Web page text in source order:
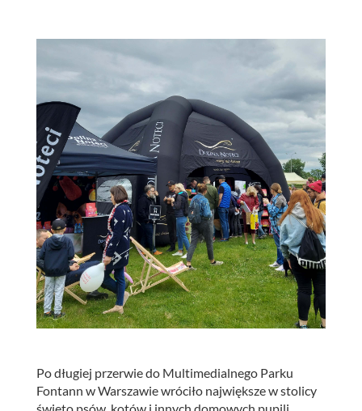
Po długiej przerwie do Multimedialnego Parku
Fontann w Warszawie wróciło największe w stolicy